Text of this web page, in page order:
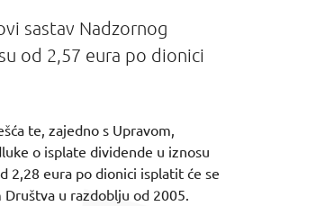
sastav Nadzornog
od 2,57 eura po dionici
te, zajedno s Upravom,
o isplate dividende u iznosu
2,28 eura po dionici isplatit će se
u razdoblju od 2005.